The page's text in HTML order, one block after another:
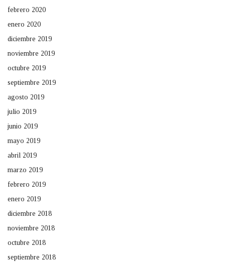
febrero 2020
enero 2020
diciembre 2019
noviembre 2019
octubre 2019
septiembre 2019
agosto 2019
julio 2019
junio 2019
mayo 2019
abril 2019
marzo 2019
febrero 2019
enero 2019
diciembre 2018
noviembre 2018
octubre 2018
septiembre 2018